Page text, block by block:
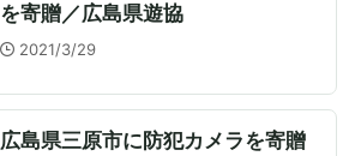
を寄贈／広島県遊協
2021/3/29
広島県三原市に防犯カメラを寄贈